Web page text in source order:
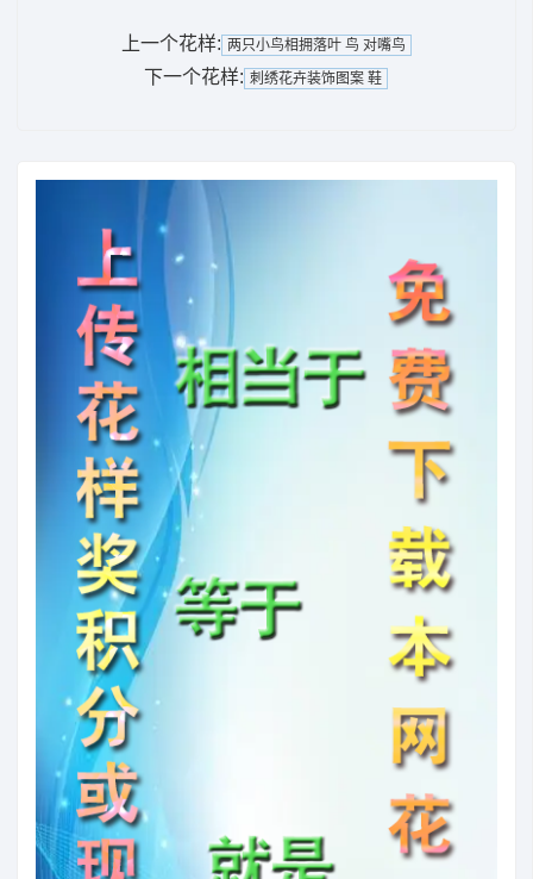
上一个花样: 两只小鸟相拥落叶 鸟 对嘴鸟
下一个花样: 刺绣花卉装饰图案 鞋